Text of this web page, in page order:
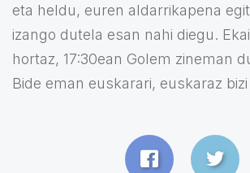
eta heldu, euren aldarrikapena
izango dutela esan nahi diegu.
hortaz, 17:30ean Golem zineman
Bide eman euskarari, euskaraz